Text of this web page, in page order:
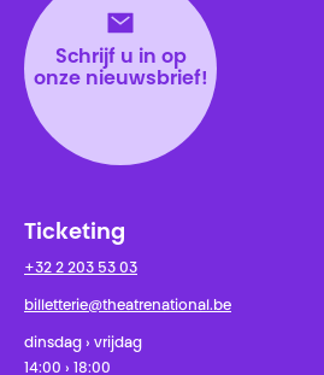
Schrijf u in op
onze nieuwsbrief!
Ticketing
+32 2 203 53 03
billetterie@theatrenational.be
dinsdag › vrijdag
14:00 › 18:00